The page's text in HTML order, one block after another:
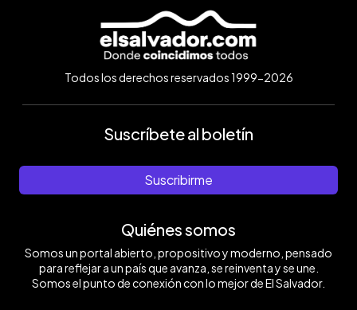
Todos los derechos reservados 1999-2026
Suscríbete al boletín
Suscribirme
Quiénes somos
Somos un portal abierto, propositivo y moderno, pensado
para reflejar a un país que avanza, se reinventa y se une.
Somos el punto de conexión con lo mejor de El Salvador.